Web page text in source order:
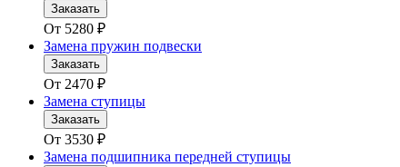
Заказать
От 5280 ₽
Замена пружин подвески
Заказать
От 2470 ₽
Замена ступицы
Заказать
От 3530 ₽
Замена подшипника передней ступицы